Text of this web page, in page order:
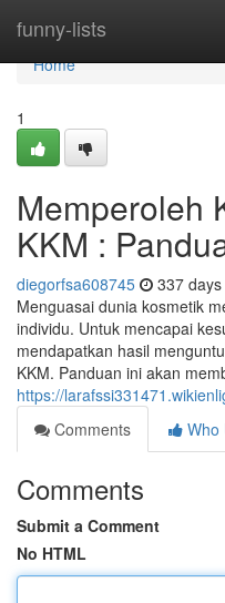
funny-lists
Home
Home
1
Memperoleh
KKM :
diegorfsa608745 337
Menguasai dunia kosmetik
individu. Untuk mencapai
mendapatkan hasil
KKM. Panduan ini akan
https://
Comments
Who
Comments
Submit a Comment
No HTML